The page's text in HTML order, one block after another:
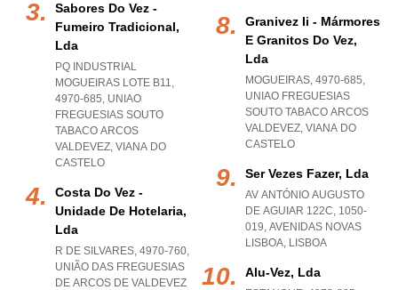
Sabores Do Vez -
Fumeiro Tradicional,
Lda
PQ INDUSTRIAL
MOGUEIRAS LOTE B11,
4970-685, UNIAO
FREGUESIAS SOUTO
TABACO ARCOS
VALDEVEZ, VIANA DO
CASTELO
Costa Do Vez -
Unidade De Hotelaria,
Lda
R DE SILVARES, 4970-760,
UNIÃO DAS FREGUESIAS
DE ARCOS DE VALDEVEZ
Granivez Ii - Mármores
E Granitos Do Vez,
Lda
MOGUEIRAS, 4970-685,
UNIAO FREGUESIAS
SOUTO TABACO ARCOS
VALDEVEZ, VIANA DO
CASTELO
Ser Vezes Fazer, Lda
AV ANTÓNIO AUGUSTO
DE AGUIAR 122C, 1050-
019, AVENIDAS NOVAS
LISBOA, LISBOA
Alu-Vez, Lda